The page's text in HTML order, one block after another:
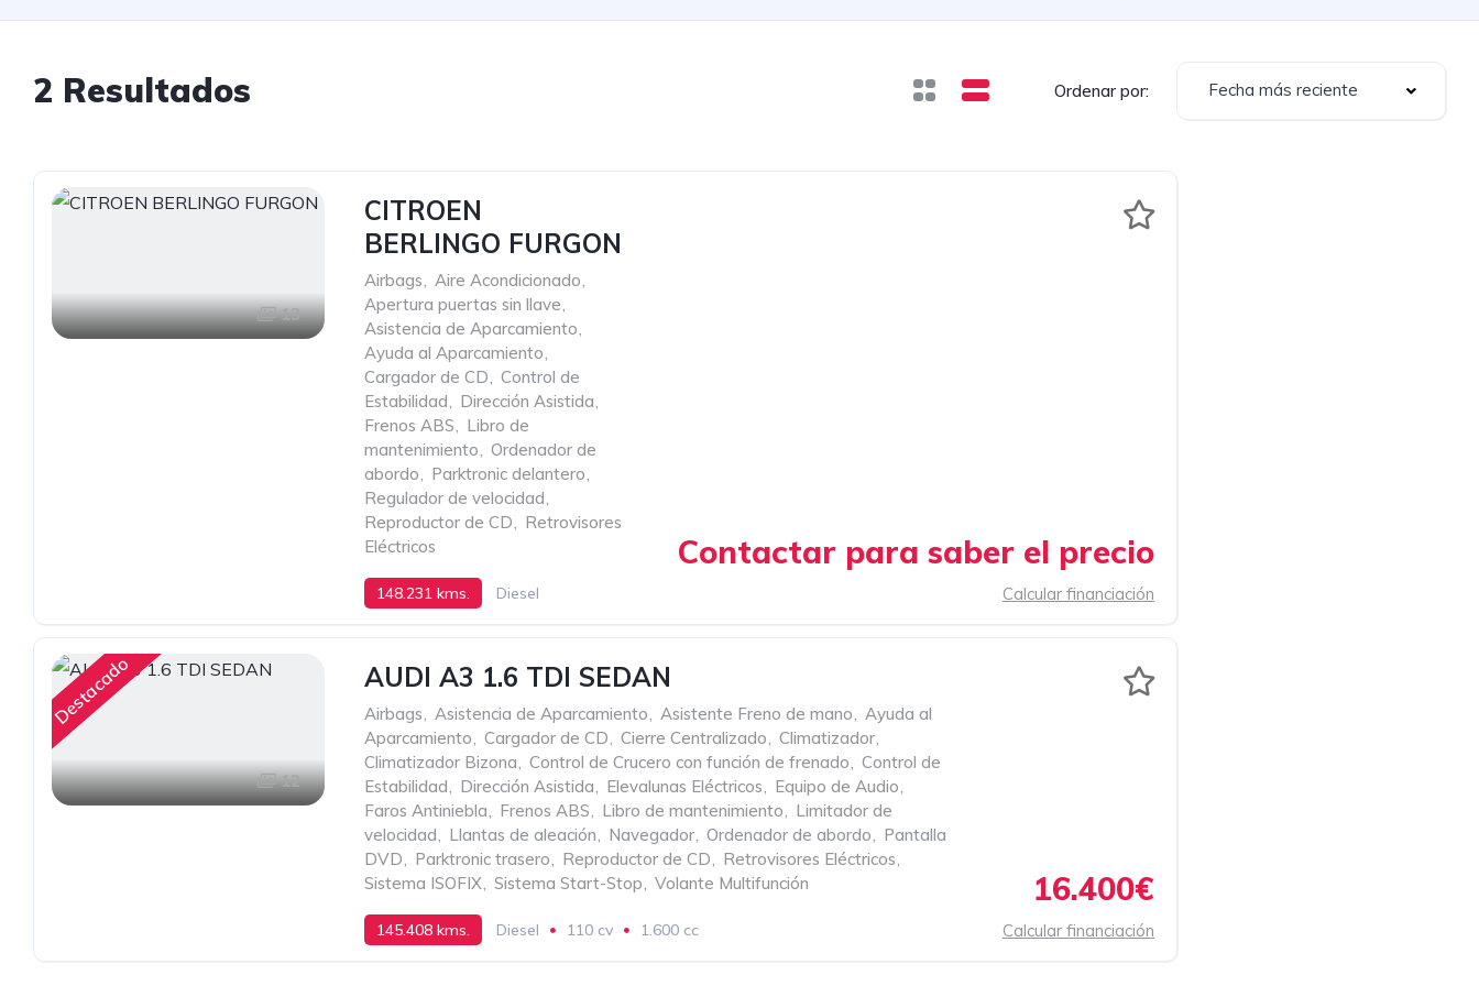
2 Resultados Ordenar por: Fecha más reciente
13
CITROEN
BERLINGO FURGON
Airbags, Aire Acondicionado,
Apertura puertas sin llave,
Asistencia de Aparcamiento,
Ayuda al Aparcamiento,
Cargador de CD, Control de
Estabilidad, Dirección Asistida,
Frenos ABS, Libro de
mantenimiento, Ordenador de
abordo, Parktronic delantero,
Regulador de velocidad,
Reproductor de CD, Retrovisores
Eléctricos
148.231 kms.
Diesel
100 cv
1.600 cc Manual
Contactar para saber el precio
Calcular financiación
Destacado
12
AUDI A3 1.6 TDI SEDAN
Airbags, Asistencia de Aparcamiento, Asistente Freno de mano, Ayuda al
Aparcamiento, Cargador de CD, Cierre Centralizado, Climatizador,
Climatizador Bizona, Control de Crucero con función de frenado, Control de
Estabilidad, Dirección Asistida, Elevalunas Eléctricos, Equipo de Audio,
Faros Antiniebla, Frenos ABS, Libro de mantenimiento, Limitador de
velocidad, Llantas de aleación, Navegador, Ordenador de abordo, Pantalla
DVD, Parktronic trasero, Reproductor de CD, Retrovisores Eléctricos,
Sistema ISOFIX, Sistema Start-Stop, Volante Multifunción
145.408 kms. Diesel 110 cv
1.600 cc
MANUAL DE SEIS VELOCIDADES
16.400€
Calcular financiación